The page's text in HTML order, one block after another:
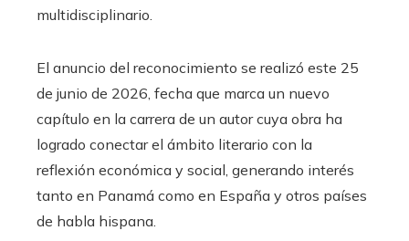
multidisciplinario.
El anuncio del reconocimiento se realizó este 25
de junio de 2026, fecha que marca un nuevo
capítulo en la carrera de un autor cuya obra ha
logrado conectar el ámbito literario con la
reflexión económica y social, generando interés
tanto en Panamá como en España y otros países
de habla hispana.